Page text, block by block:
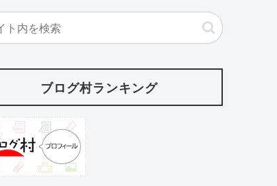
ブログ村ランキング